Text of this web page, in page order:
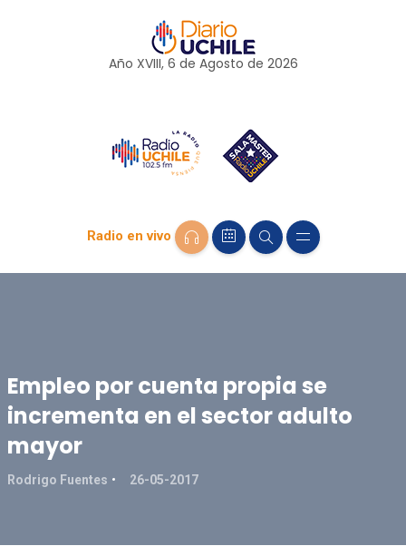
Año XVIII, 6 de Agosto de 2026
Radio en vivo
Empleo por cuenta propia se
incrementa en el sector adulto
mayor
Rodrigo Fuentes 26-05-2017